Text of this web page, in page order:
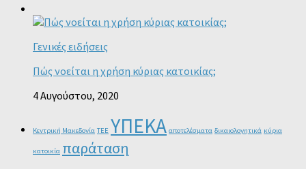
Γενικές ειδήσεις
Πώς νοείται η χρήση κύριας κατοικίας;
4 Αυγούστου, 2020
Κεντρική Μακεδονία ΤΕΕ ΥΠΕΚΑ αποτελέσματα δικαιολογητικά κύρια
κατοικία παράταση